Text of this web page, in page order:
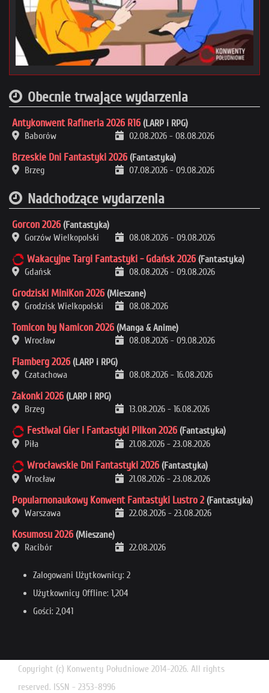
Obecnie trwające wydarzenia
Antykonwent Rafineria 2026 R16 (LARP i RPG)
Baborów
02.08.2026 - 08.08.2026
Brzeskie Dni Fantastyki 2026 (Fantastyka)
Brzeg
07.08.2026 - 09.08.2026
Nadchodzące wydarzenia
Gorcon 2026 (Fantastyka)
Gorzów Wielkopolski
08.08.2026 - 09.08.2026
Wakacyjne Targi Fantastyki - Gdańsk 2026 (Fantastyka)
Gdańsk
08.08.2026 - 09.08.2026
Grodziski MiniKon 2026 (Mieszane)
Grodzisk Wielkopolski
08.08.2026
Tomicon by Namicon 2026 (Manga & Anime)
Wrocław
08.08.2026 - 09.08.2026
Flamberg 2026 (LARP i RPG)
Czatachowa
08.08.2026 - 16.08.2026
Zakonki 2026 (LARP i RPG)
Brzeg
13.08.2026 - 16.08.2026
Festiwal Gier i Fantastyki Pilkon 2026 (Fantastyka)
Piła
21.08.2026 - 23.08.2026
Wrocławskie Dni Fantastyki 2026 (Fantastyka)
Wrocław
21.08.2026 - 23.08.2026
Popularnonaukowy Konwent Fantastyki Lustro 2 (Fantastyka)
Warszawa
22.08.2026 - 23.08.2026
Kosumosu 2026 (Mieszane)
Racibór
22.08.2026
Zalogowani Użytkownicy: 2
Użytkownicy Offline: 1,204
Gości: 2,041
Copyright (c) Konwenty Południowe 2014-2026. All rights
reserved. ISSN - 2353-8996